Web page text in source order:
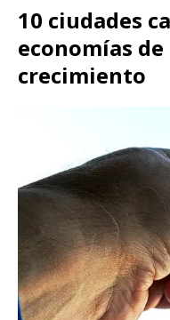
10 ciudades
economías
crecimiento